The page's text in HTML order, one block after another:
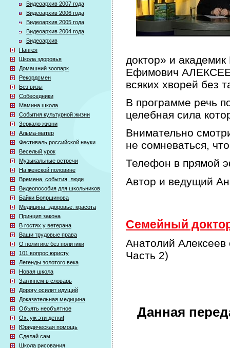
Видеоархив 2007 года
Видеоархив 2006 года
Видеоархив 2005 года
Видеоархив 2004 года
Видеоархив
Пангея
Школа здоровья
Домашний зоопарк
Рекордсмен
Без визы
Собеседники
Мамина школа
События культурной жизни
Зеркало жизни
Альма-матер
Фестиваль российской науки
Веселый урок
Музыкальные встречи
На женской половине
Времена, события, люди
Видеопособия для школьников
Байки Бояршинова
Медицина. здоровье. красота
Принцип закона
В гостях у ветерана
Ваши трудовые права
О политике без политики
101 вопрос юристу
Легенды золотого века
Новая школа
Заглянем в словарь
Дорогу осилит идущий
Доказательная медицина
Объять необъятное
Ох, уж эти детки!
Юридическая помощь
Сделай сам
Школа рисования
доктор» и
Ефимович
всяких хворей без
В программе речь
целебная сила
Внимательно
не сомневаться,
Телефон в прямой
Автор и ведущий
Семейный
Анатолий Алексеев
Часть 2)
Данная